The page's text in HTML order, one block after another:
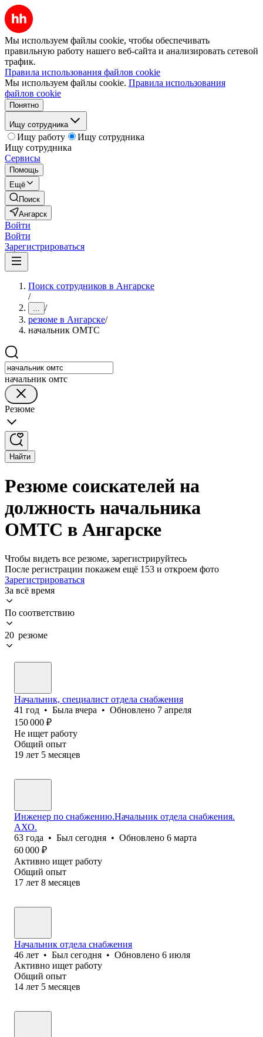
Мы используем файлы cookie, чтобы обеспечивать
правильную работу нашего веб-сайта и анализировать сетевой
трафик.
Правила использования файлов cookie
Мы используем файлы cookie. Правила использования
файлов cookie
Понятно
Ищу сотрудника
Ищу работу
Ищу сотрудника
Ищу сотрудника
Сервисы
Помощь
Ещё
Поиск
Ангарск
Войти
Войти
Зарегистрироваться
Поиск сотрудников в Ангарске
/
... /
резюме в Ангарске/
начальник ОМТС
начальник омтс
Резюме
Найти
Резюме соискателей на
должность начальника
ОМТС в Ангарске
Чтобы видеть все резюме, зарегистрируйтесь
После регистрации покажем ещё 153 и откроем фото
Зарегистрироваться
За всё время
По соответствию
20 резюме
Начальник, специалист отдела снабжения
41 год • Была вчера • Обновлено 7 апреля
150 000 ₽
Не ищет работу
Общий опыт
19 лет 5 месяцев
Инженер по снабжению.Начальник отдела снабжения.
АХО.
63 года • Был сегодня • Обновлено 6 марта
60 000 ₽
Активно ищет работу
Общий опыт
17 лет 8 месяцев
Начальник отдела снабжения
46 лет • Был сегодня • Обновлено 6 июля
Активно ищет работу
Общий опыт
14 лет 5 месяцев